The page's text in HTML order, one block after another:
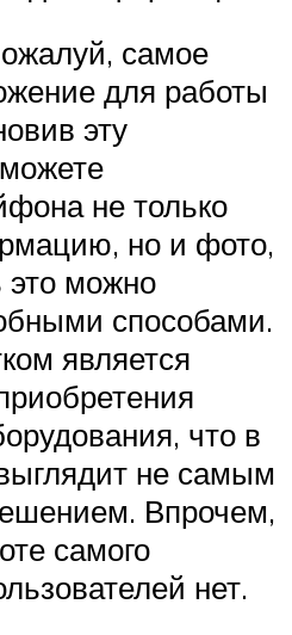
самое
для работы
эту
не только
но и фото,
это можно
способами.
является
что в
не самым
Впрочем,
самого
нет.